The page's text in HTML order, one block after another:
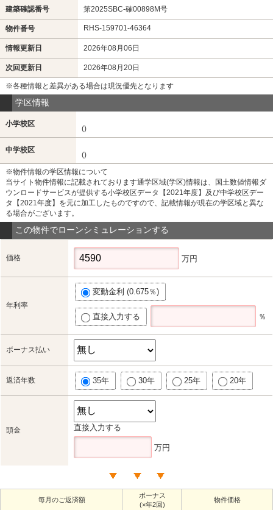
建築確認番号 第2025SBC-確00898M号
物件番号 RHS-159701-46364
情報更新日 2026年08月06日
次回更新日 2026年08月20日
※各種情報と差異がある場合は現況優先となります
学区情報
小学校区
()
中学校区
()
※物件情報の学区情報について
当サイト物件情報に記載されております通学区域(学区)情報は、国土数値情報ダ
ウンロードサービスが提供する小学校区データ【2021年度】及び中学校区デー
タ【2021年度】を元に加工したものですので、記載情報が現在の学区域と異な
る場合がございます。
この物件でローンシミュレーションする
価格 万円
年利率
変動金利 (0.675％)
直接入力する ％
ボーナス払い
返済年数 35年 30年 25年 20年
頭金 直接入力する
万円
毎月のご返済額
ボーナス
(×年2回)
物件価格